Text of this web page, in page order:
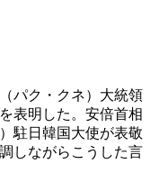
パク・クネ）大統領
表明した。安倍首相
駐日韓国大使が表敬
しながらこうした言